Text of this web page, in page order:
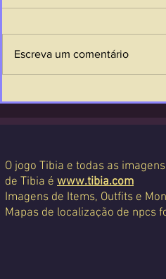
Escreva um comentário
O jogo Tibia e todas as
de Tibia é www.tibia.com
Imagens de Items, Outfits e
Mapas de localização de npcs